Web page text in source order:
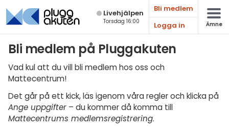
Live­hjälpen
Torsdag 16:00
Bli medlem
Logga in
Ämne
Bli medlem på Pluggakuten
Vad kul att du vill bli medlem hos oss och
Mattecentrum!
Det går på ett kick, läs igenom våra regler och klicka på
Ange uppgifter – du kommer då komma till
Mattecentrums medlemsregistrering.
Matematik
Fysik
Biologi
Teknik & Bygg